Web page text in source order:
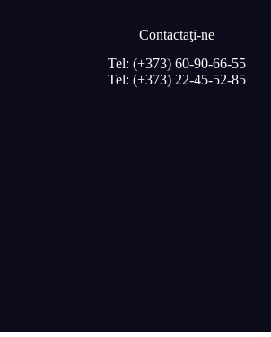
Contactaţi-ne
Tel: (+373) 60-90-66-55
Tel: (+373) 22-45-52-85